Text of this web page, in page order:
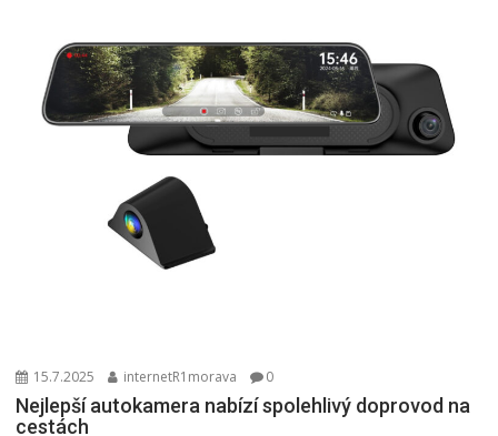
15.7.2025 internetR1morava 0
Nejlepší autokamera nabízí spolehlivý doprovod na
cestách